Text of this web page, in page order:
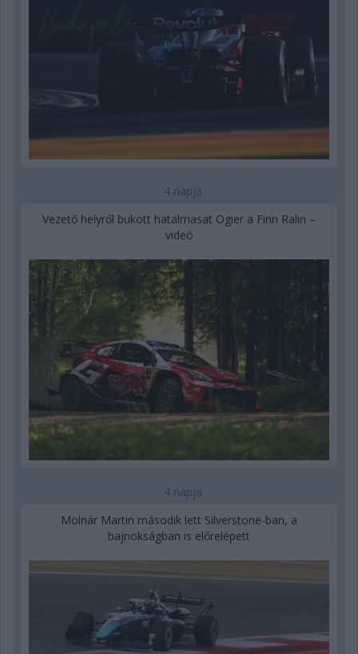
4 napja
Vezető helyről bukott hatalmasat Ogier a Finn Ralin –
videó
4 napja
Molnár Martin második lett Silverstone-ban, a
bajnokságban is előrelépett